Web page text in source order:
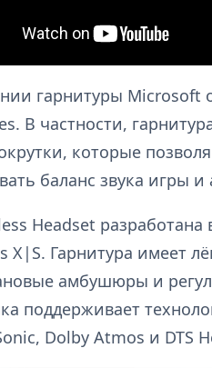
гарнитуры Microsoft
В частности,
которые
баланс звука игры и
Headset
X|S. Гарнитура имеет
амбушюры и
поддерживает
Dolby Atmos и DTS